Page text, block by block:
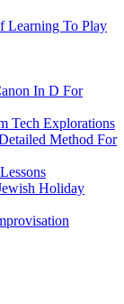
Learning To Play
In D For
Tech Explorations
Method For
Holiday